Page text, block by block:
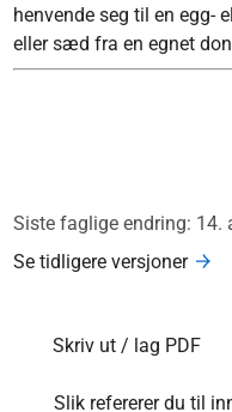
henvende seg til en egg-
eller sæd fra en egnet
Siste faglige endring: 14.
Se tidligere versjoner
Skriv ut / lag PDF
Slik refererer du til